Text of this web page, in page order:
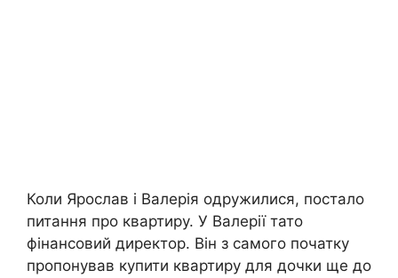
Коли Ярослав і Валерія одружилися, постало
питання про квартиру. У Валерії тато
фінансовий директор. Він з самого початку
пропонував купити квартиру для дочки ще до